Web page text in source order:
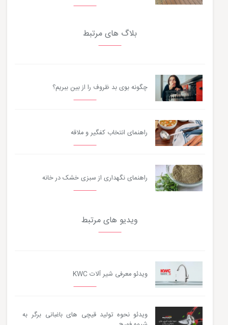
بلاگ های مرتبط
چگونه بوی بد ظروف را از بین ببریم؟
راهنمای انتخاب کفگیر و ملاقه
راهنمای نگهداری از سبزی خشک در خانه
ویدیو های مرتبط
ویدئو معرفی شیر آلات KWC
ویدئو نحوه تولید قیچی های باغبانی برگر به